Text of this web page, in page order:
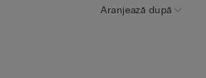
Aranjează după